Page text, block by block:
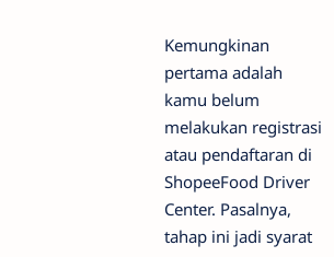
Kemungkinan
pertama adalah
kamu belum
melakukan registrasi
atau pendaftaran di
ShopeeFood Driver
Center. Pasalnya,
tahap ini jadi syarat